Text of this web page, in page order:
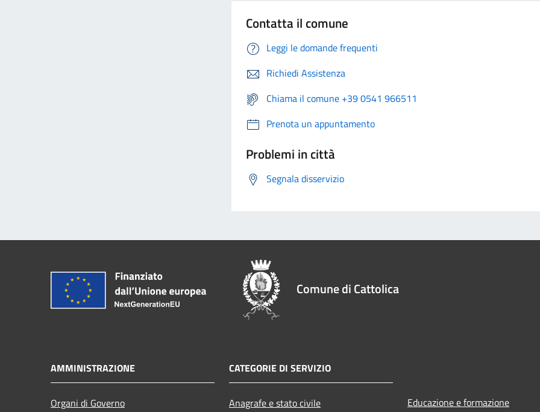
Contatta il comune
Leggi le domande frequenti
Richiedi Assistenza
Chiama il comune +39 0541 966511
Prenota un appuntamento
Problemi in città
Segnala disservizio
Comune di Cattolica
AMMINISTRAZIONE
Organi di Governo
CATEGORIE DI SERVIZIO
Anagrafe e stato civile
Educazione e formazione